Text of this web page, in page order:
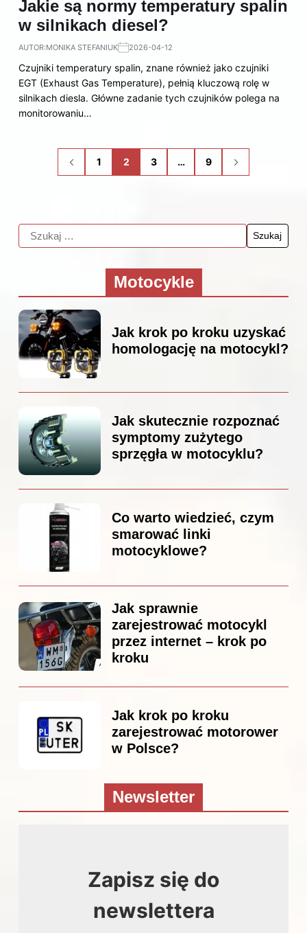
Jakie są normy temperatury spalin
w silnikach diesel?
AUTOR:MONIKA STEFANIUK 2026-04-12
Czujniki temperatury spalin, znane również jako czujniki
EGT (Exhaust Gas Temperature), pełnią kluczową rolę w
silnikach diesla. Główne zadanie tych czujników polega na
monitorowaniu…
1 2 3 … 9
Motocykle
Jak krok po kroku uzyskać
homologację na motocykl?
Jak skutecznie rozpoznać
symptomy zużytego
sprzęgła w motocyklu?
Co warto wiedzieć, czym
smarować linki
motocyklowe?
Jak sprawnie
zarejestrować motocykl
przez internet – krok po
kroku
Jak krok po kroku
zarejestrować motorower
w Polsce?
Newsletter
Zapisz się do
newslettera